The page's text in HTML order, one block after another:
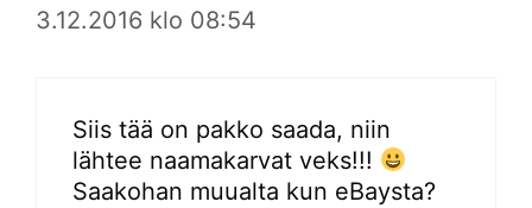
3.12.2016 klo 08:54
Siis tää on pakko saada, niin
lähtee naamakarvat veks!!!
Saakohan muualta kun eBaysta?